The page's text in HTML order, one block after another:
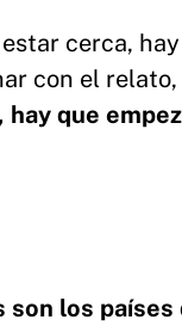
cerca,
con el
que
los